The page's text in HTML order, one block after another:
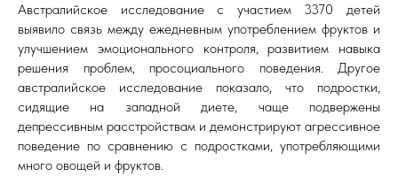
Австралийское исследование с участием 3370 детей
выявило связь между ежедневным употреблением фруктов и
улучшением эмоционального контроля, развитием навыка
решения проблем, просоциального поведения. Другое
австралийское исследование показало, что подростки,
сидящие на западной диете, чаще подвержены
депрессивным расстройствам и демонстрируют агрессивное
поведение по сравнению с подростками, употребляющими
много овощей и фруктов.